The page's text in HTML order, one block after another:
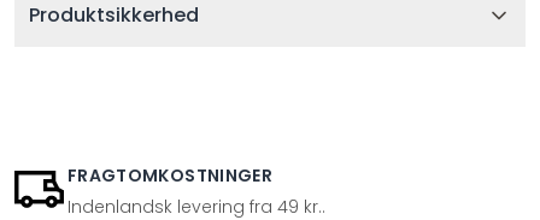
Produktsikkerhed
FRAGTOMKOSTNINGER
Indenlandsk levering fra 49 kr..